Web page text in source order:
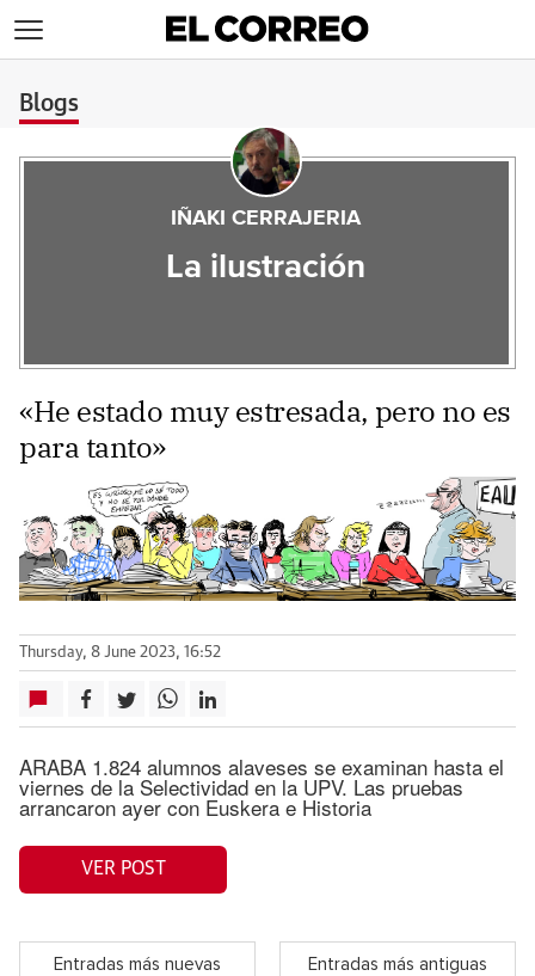
Blogs
IÑAKI CERRAJERIA
La ilustración
«He estado muy estresada, pero no es
para tanto»
Thursday, 8 June 2023, 16:52
ARABA 1.824 alumnos alaveses se examinan hasta el
viernes de la Selectividad en la UPV. Las pruebas
arrancaron ayer con Euskera e Historia
VER POST
Entradas más nuevas Entradas más antiguas